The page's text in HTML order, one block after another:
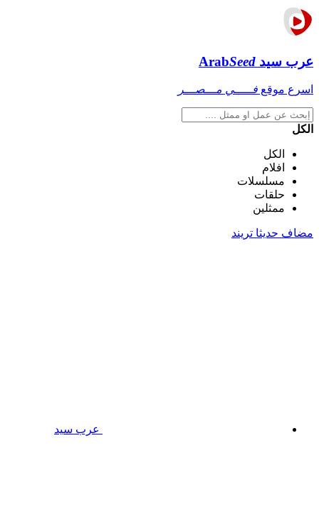
عرب سيد ArabSeed
اسرع موقع فـــــي مـــصـــر
الكل
الكل
افلام
مسلسلات
حلقات
ممثلين
مضاف حديثا تريند
عرب سيد